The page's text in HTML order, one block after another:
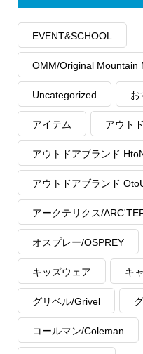
EVENT&SCHOOL
OMM/Original Mountain
Uncategorized お
アイテム アウト
アウトドアブランド
アウトドアブランド
アークテリクス/
オスプレー/OSPREY
キッズウェア キ
グリベル/Grivel
コールマン/Coleman